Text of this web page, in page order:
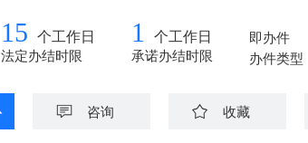
15 个工作日
法定办结时限
1 个工作日
承诺办结时限
即办件
办件类型
咨询 收藏